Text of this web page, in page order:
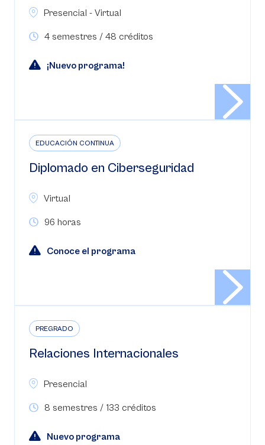
Presencial - Virtual
4 semestres / 48 créditos
¡Nuevo programa!
EDUCACIÓN CONTINUA
Diplomado en Ciberseguridad
Virtual
96 horas
Conoce el programa
PREGRADO
Relaciones Internacionales
Presencial
8 semestres / 133 créditos
Nuevo programa